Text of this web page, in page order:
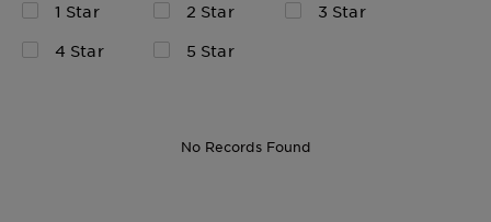
1 Star 2 Star
3 Star
4 Star
5 Star
No Records Found